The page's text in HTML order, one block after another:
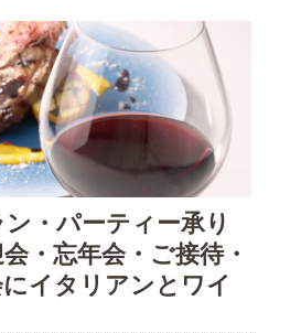
・パーティー承り
・忘年会・ご接待・
イタリアンとワイ